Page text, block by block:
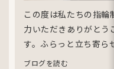
この度は私たちの指輪
力いただきありがとう
す。ふらっと立ち寄ら
いた日から指輪の受
ブログを読む